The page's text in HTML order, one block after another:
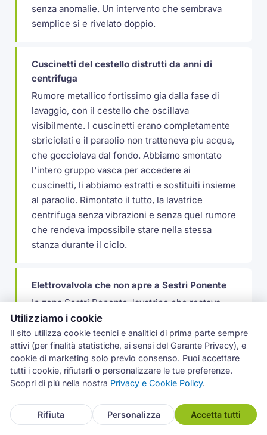
senza anomalie. Un intervento che sembrava
semplice si e rivelato doppio.
Cuscinetti del cestello distrutti da anni di
centrifuga
Rumore metallico fortissimo gia dalla fase di
lavaggio, con il cestello che oscillava
visibilmente. I cuscinetti erano completamente
sbriciolati e il paraolio non tratteneva piu acqua,
che gocciolava dal fondo. Abbiamo smontato
l'intero gruppo vasca per accedere ai
cuscinetti, li abbiamo estratti e sostituiti insieme
al paraolio. Rimontato il tutto, la lavatrice
centrifuga senza vibrazioni e senza quel rumore
che rendeva impossibile stare nella stessa
stanza durante il ciclo.
Elettrovalvola che non apre a Sestri Ponente
In zona Sestri Ponente, lavatrice che restava
ferma dopo l'avvio senza caricare acqua.
Elettrovalvola di carico bloccata dal calcare.
Sostituzione del componente, la macchina ha
ripreso a caricare al primo tentativo.
Guarnizione oblo lacerata da una cerniera
dimenticata
Utilizziamo i cookie
Il sito utilizza cookie tecnici e analitici di prima parte sempre
attivi (per finalità statistiche, ai sensi del Garante Privacy), e
cookie di marketing solo previo consenso. Puoi accettare
tutti i cookie, rifiutarli o personalizzare le tue preferenze.
Scopri di più nella nostra Privacy e Cookie Policy.
Rifiuta Personalizza Accetta tutti